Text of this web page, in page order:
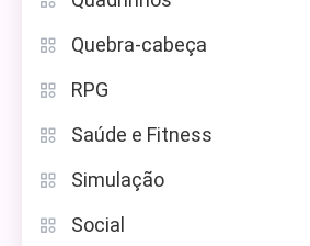
Quebra-cabeça
RPG
Saúde e Fitness
Simulação
Social